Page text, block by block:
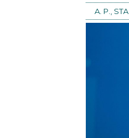
A. P., STA